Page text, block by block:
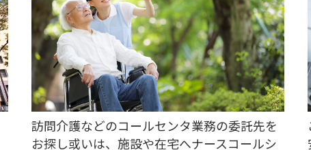
訪問介護などのコールセンタ業務の委託先を
お探し或いは、施設や在宅へナースコールシ